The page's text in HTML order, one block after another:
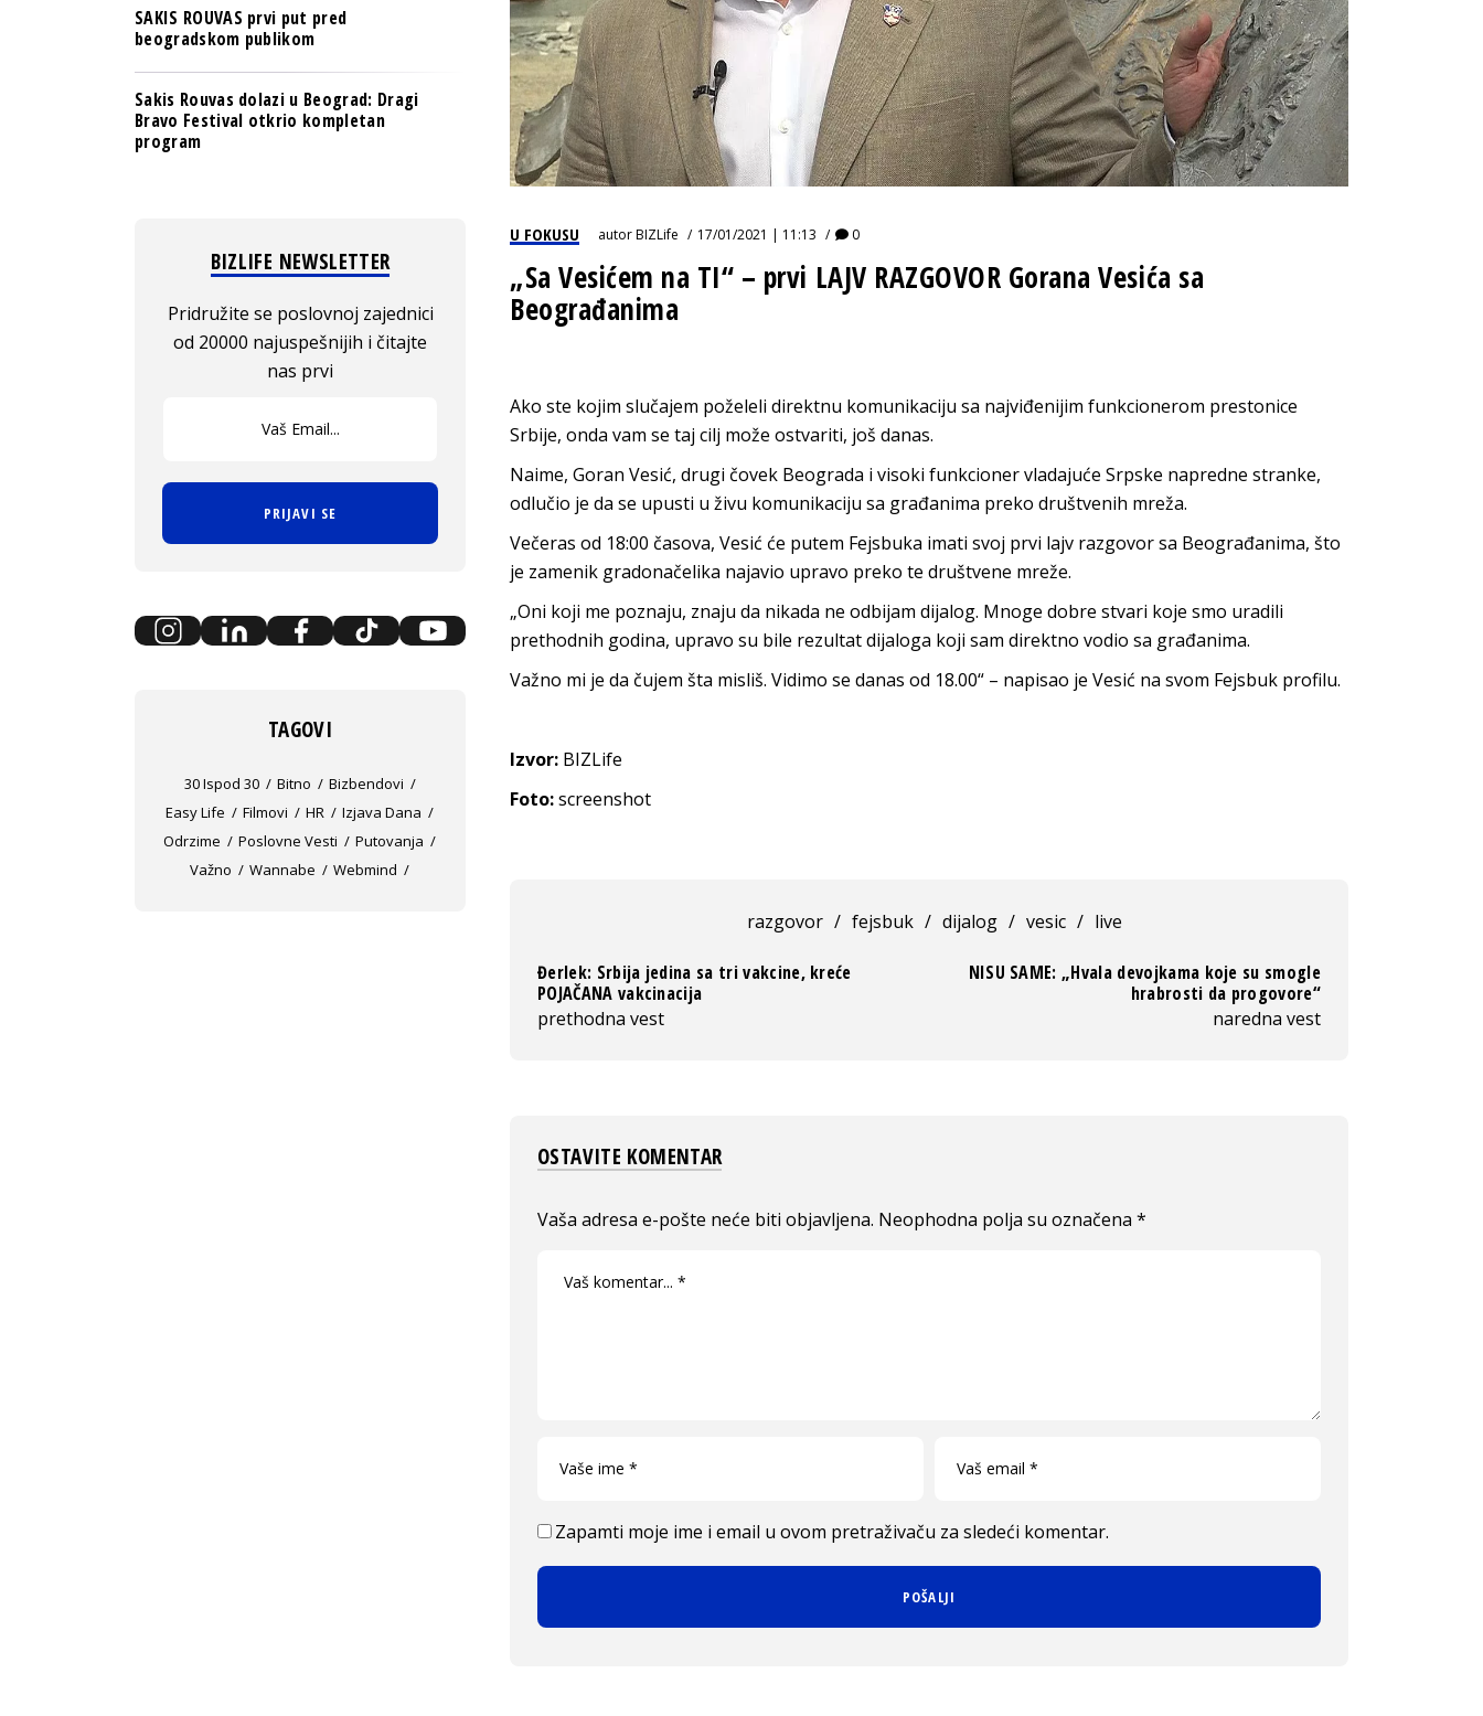
U FOKUSU autorBIZLife 17/01/2021 | 11:13 0
„Sa Vesićem na TI“ – prvi LAJV RAZGOVOR Gorana Vesića sa
Beograđanima
Ako ste kojim slučajem poželeli direktnu komunikaciju sa najviđenijim funkcionerom prestonice
Srbije, onda vam se taj cilj može ostvariti, još danas.
Naime, Goran Vesić, drugi čovek Beograda i visoki funkcioner vladajuće Srpske napredne stranke,
odlučio je da se upusti u živu komunikaciju sa građanima preko društvenih mreža.
Večeras od 18:00 časova, Vesić će putem Fejsbuka imati svoj prvi lajv razgovor sa Beograđanima, što
je zamenik gradonačelika najavio upravo preko te društvene mreže.
„Oni koji me poznaju, znaju da nikada ne odbijam dijalog. Mnoge dobre stvari koje smo uradili
prethodnih godina, upravo su bile rezultat dijaloga koji sam direktno vodio sa građanima.
Važno mi je da čujem šta misliš. Vidimo se danas od 18.00“ – napisao je Vesić na svom Fejsbuk profilu.
Izvor: BIZLife
Foto:screenshot
razgovor / fejsbuk / dijalog / vesic / live
Đerlek: Srbija jedina sa tri vakcine, kreće
POJAČANA vakcinacija
prethodna vest
NISU SAME: „Hvala devojkama koje su smogle
hrabrosti da progovore“
naredna vest
OSTAVITE KOMENTAR
Vaša adresa e-pošte neće biti objavljena. Neophodna polja su označena *
Zapamti moje ime i email u ovom pretraživaču za sledeći komentar.
SAKIS ROUVAS prvi put pred
beogradskom publikom
Sakis Rouvas dolazi u Beograd: Dragi
Bravo Festival otkrio kompletan
program
BIZLIFE NEWSLETTER
Pridružite se poslovnoj zajednici
od 20000 najuspešnijih i čitajte
nas prvi
PRIJAVI SE
TAGOVI
30 Ispod 30 Bitno
Bizbendovi
Easy Life
Filmovi HR
Izjava Dana
Odrzime
Poslovne Vesti
Putovanja
Važno
Wannabe Webmind